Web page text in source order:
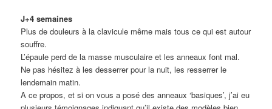
J+4 semaines
Plus de douleurs à la clavicule même mais tous ce qui est autour
souffre.
L’épaule perd de la masse musculaire et les anneaux font mal.
Ne pas hésitez à les desserrer pour la nuit, les resserrer le
lendemain matin.
A ce propos, et si on vous a posé des anneaux ‘basiques’, j’ai eu